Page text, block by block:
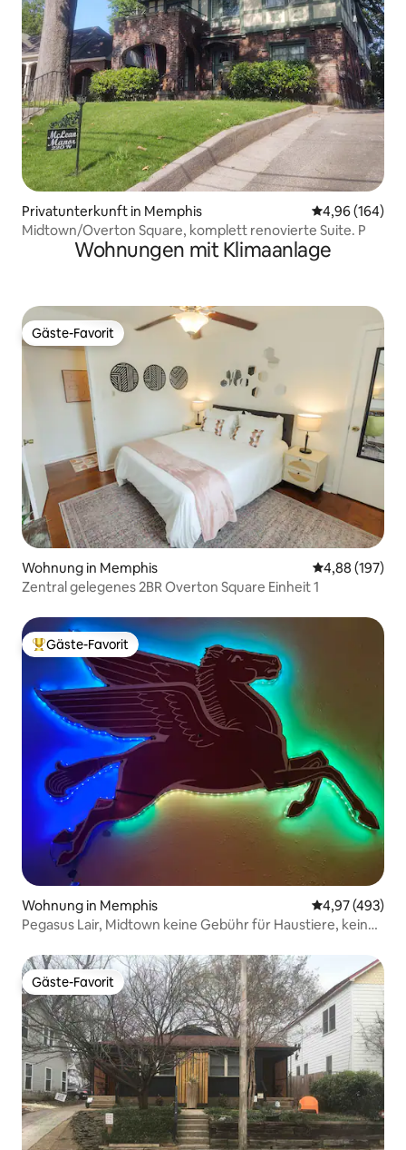
Privatunterkunft in Memphis
4,96 (164)
Midtown/Overton Square, komplett renovierte Suite. P
Wohnungen mit Klimaanlage
Gäste-Favorit
Gäste-Favorit
Wohnung in Memphis
4,88 (197)
Zentral gelegenes 2BR Overton Square Einheit 1
Beliebter Gäste-Favorit.
Gäste-Favorit
Wohnung in Memphis
4,97 (493)
Pegasus Lair, Midtown keine Gebühr für Haustiere, keine
Gäste-Favorit
Gäste-Favorit